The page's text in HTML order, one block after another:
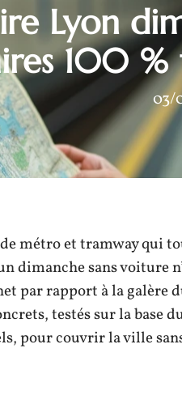
Lyon
100
03/
métro et tramway qui
dimanche sans voiture
par rapport à la galère
testés sur la base
pour couvrir la ville